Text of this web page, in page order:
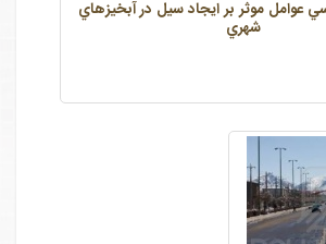
عوامل موثر بر ايجاد سيل در آبخيزهاي
شهري